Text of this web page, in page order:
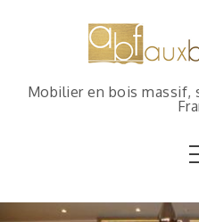
Mobilier en bois massif,